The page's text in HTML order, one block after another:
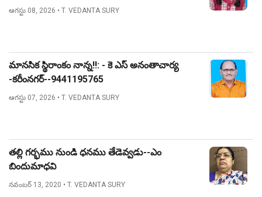
నిజామాబాద్.
ఆగస్టు 08, 2026 • T. VEDANTA SURY
మానసిక స్థిరాంకం నాన్న!!: - కె ఎస్ అనంతాచార్య
-కరీంనగర్--9441195765
ఆగస్టు 07, 2026 • T. VEDANTA SURY
తల్లి గర్భము నుండి ధనము తేడెవ్వడు--ఎం
బిందుమాధవి
నవంబర్ 13, 2020 • T. VEDANTA SURY